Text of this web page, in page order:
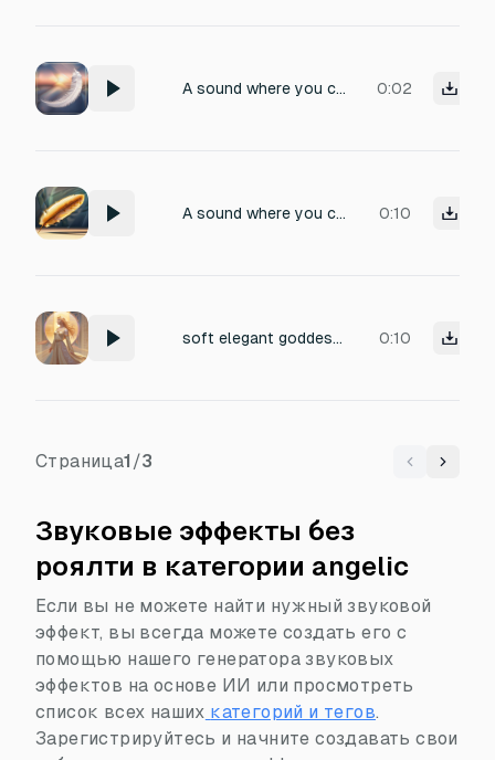
A sound where you come back from heaven, a short, but angelic sound, no choir 0:02
A sound where you come back from heaven, a short, but angelic sound, no choir 0:10
soft elegant goddess chuckle, refined and mysterious lady-like laugh, gentle hmm-hmm tone, graceful and divine, ethereal female voice with subtle echo and reverb, holy aura, radiant and majestic, uplifting yet distant, no background noise 0:10
Страница1 /3 Previous
Next
Звуковые эффекты без
роялти в категории angelic
Если вы не можете найти нужный звуковой
эффект, вы всегда можете создать его с
помощью нашего генератора звуковых
эффектов на основе ИИ или просмотреть
список всех наших категорий и тегов.
Зарегистрируйтесь и начните создавать свои